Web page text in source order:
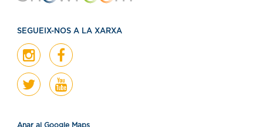
SEGUEIX-NOS A LA XARXA
Anar al Google Maps